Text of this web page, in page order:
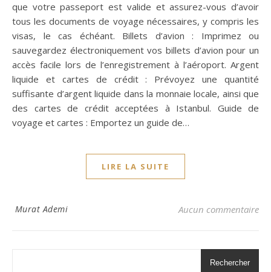
que votre passeport est valide et assurez-vous d’avoir
tous les documents de voyage nécessaires, y compris les
visas, le cas échéant. Billets d’avion : Imprimez ou
sauvegardez électroniquement vos billets d’avion pour un
accès facile lors de l’enregistrement à l’aéroport. Argent
liquide et cartes de crédit : Prévoyez une quantité
suffisante d’argent liquide dans la monnaie locale, ainsi que
des cartes de crédit acceptées à Istanbul. Guide de
voyage et cartes : Emportez un guide de…
LIRE LA SUITE
Murat Ademi Aucun commentaire
Rechercher